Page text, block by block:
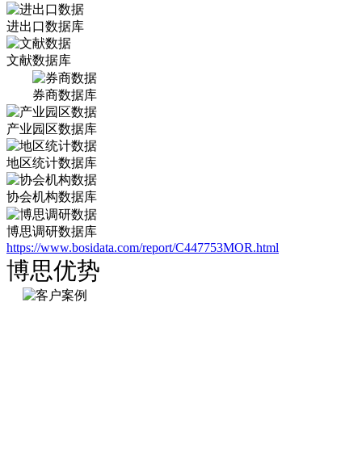
进出口数据库
文献数据库
券商数据库
产业园区数据库
地区统计数据库
协会机构数据库
博思调研数据库
https://www.bosidata.com/report/C447753MOR.html
博思优势